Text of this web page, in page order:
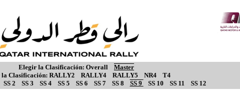
Elegir la Clasificación: Overall
Master
Clasificación: RALLY2 RALLY4 RALLY5 NR4
T4
SS 2 SS 3 SS 4 SS 5 SS 6 SS 7 SS 8 SS 9 SS 10 SS 11 SS 12